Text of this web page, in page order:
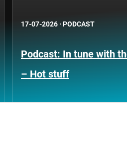
17-07-2026 · PODCAST
Podcast: In tune with
– Hot stuff